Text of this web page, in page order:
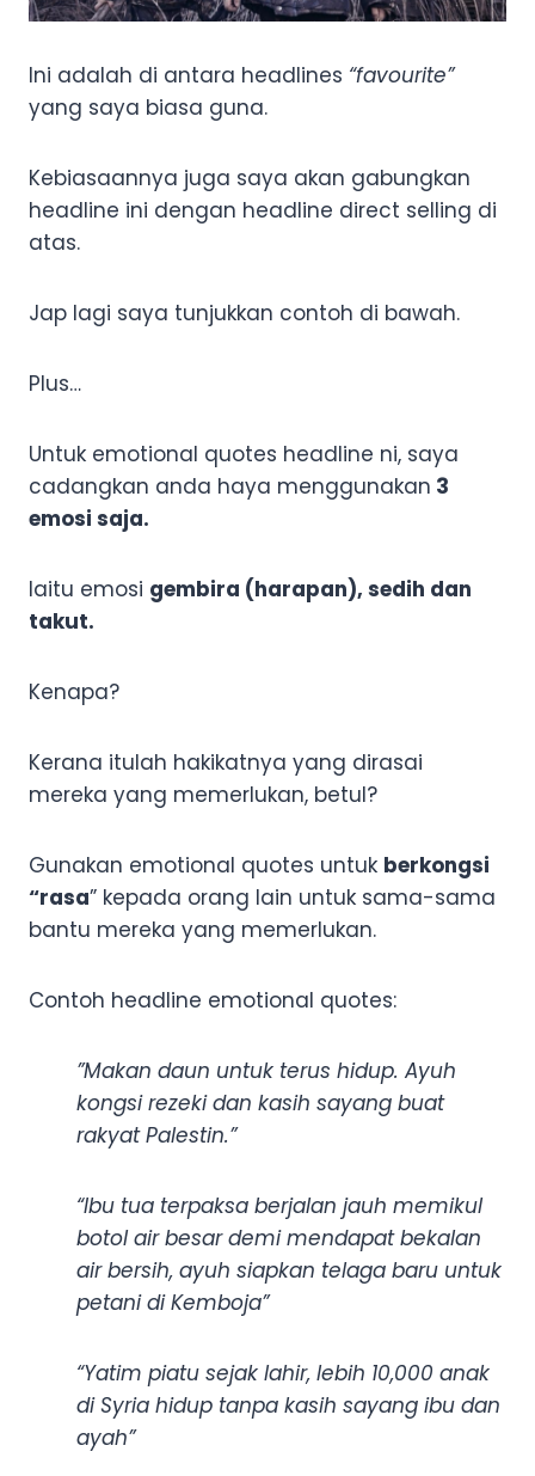
Ini adalah di antara headlines “favourite”
yang saya biasa guna.
Kebiasaannya juga saya akan gabungkan
headline ini dengan headline direct selling di
atas.
Jap lagi saya tunjukkan contoh di bawah.
Plus…
Untuk emotional quotes headline ni, saya
cadangkan anda haya menggunakan 3
emosi saja.
Iaitu emosi gembira (harapan), sedih dan
takut.
Kenapa?
Kerana itulah hakikatnya yang dirasai
mereka yang memerlukan, betul?
Gunakan emotional quotes untuk berkongsi
“rasa” kepada orang lain untuk sama-sama
bantu mereka yang memerlukan.
Contoh headline emotional quotes:
”Makan daun untuk terus hidup. Ayuh
kongsi rezeki dan kasih sayang buat
rakyat Palestin.”
“Ibu tua terpaksa berjalan jauh memikul
botol air besar demi mendapat bekalan
air bersih, ayuh siapkan telaga baru untuk
petani di Kemboja”
“Yatim piatu sejak lahir, lebih 10,000 anak
di Syria hidup tanpa kasih sayang ibu dan
ayah”